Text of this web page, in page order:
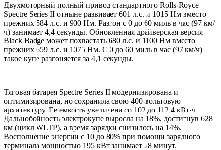
Двухмоторный полный привод стандартного Rolls-Royce
Spectre Series II отныне развивает 601 л.с. и 1015 Нм вместо
прежних 584 л.с. и 900 Нм. Разгон с 0 до 60 миль в час (97 км/
ч) занимает 4,4 секунды. Обновленная драйверская версия
Black Badge может похвастать 680 л.с. и 1100 Нм вместо
прежних 659 л.с. и 1075 Нм. С 0 до 60 миль в час (97 км/ч)
такое купе разгоняется за 4,1 секунды.
Тяговая батарея Spectre Series II модернизирована и
оптимизирована, но сохранила свою 400-вольтовую
архитектуру. Ее емкость увеличена со 102 до 112,4 кВт·ч.
Дальнобойность электрокупе выросла на 18%, достигнув 628
км (цикл WLTP), а время зарядки снизилось на 14%.
Восполнение энергии с 10 до 80% при помощи зарядного
терминала мощностью 195 кВт занимает 28 минут.